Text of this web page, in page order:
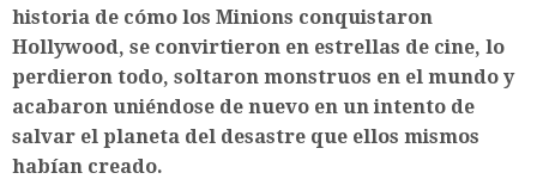
historia de cómo los Minions conquistaron
Hollywood, se convirtieron en estrellas de cine, lo
perdieron todo, soltaron monstruos en el mundo y
acabaron uniéndose de nuevo en un intento de
salvar el planeta del desastre que ellos mismos
habían creado.